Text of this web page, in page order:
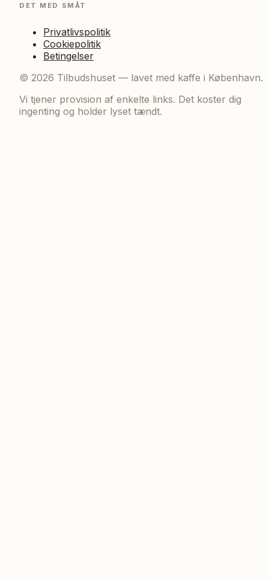
DET MED SMÅT
Privatlivspolitik
Cookiepolitik
Betingelser
© 2026 Tilbudshuset — lavet med kaffe i København.
Vi tjener provision af enkelte links. Det koster dig
ingenting og holder lyset tændt.